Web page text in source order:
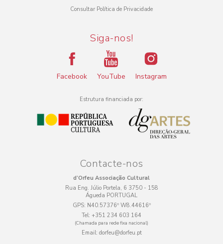
Consultar Política de Privacidade
Siga-nos!
Facebook YouTube Instagram
Estrutura financiada por:
Contacte-nos
d’Orfeu Associação Cultural
Rua Eng. Júlio Portela, 6 3750 - 158
Águeda PORTUGAL
GPS: N40.57376º W8.44616º
Tel: +351 234 603 164
(Chamada para rede fixa nacional)
Email: dorfeu@dorfeu.pt